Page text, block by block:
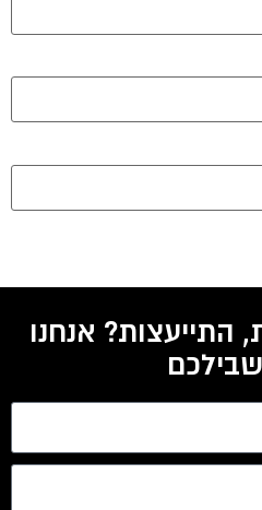
התייעצות? אנחנו